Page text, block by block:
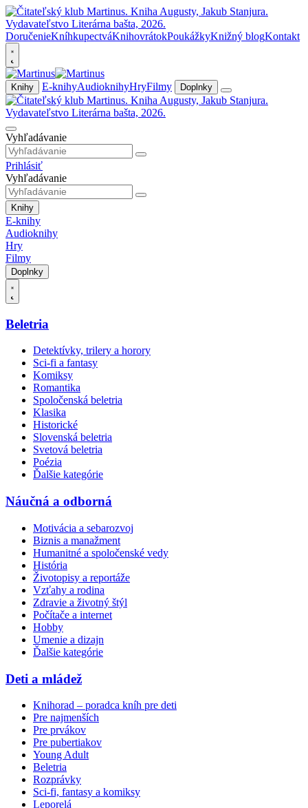
DoručenieKníhkupectváKnihovrátokPoukážkyKnižný blogKontakt
Knihy E-knihyAudioknihyHryFilmy Doplnky
Vyhľadávanie
Prihlásiť
Vyhľadávanie
Knihy
E-knihy
Audioknihy
Hry
Filmy
Doplnky
Beletria
Detektívky, trilery a horory
Sci-fi a fantasy
Komiksy
Romantika
Spoločenská beletria
Klasika
Historické
Slovenská beletria
Svetová beletria
Poézia
Ďalšie kategórie
Náučná a odborná
Motivácia a sebarozvoj
Biznis a manažment
Humanitné a spoločenské vedy
História
Životopisy a reportáže
Vzťahy a rodina
Zdravie a životný štýl
Počítače a internet
Hobby
Umenie a dizajn
Ďalšie kategórie
Deti a mládež
Knihorad – poradca kníh pre deti
Pre najmenších
Pre prvákov
Pre pubertiakov
Young Adult
Beletria
Rozprávky
Sci-fi, fantasy a komiksy
Leporelá